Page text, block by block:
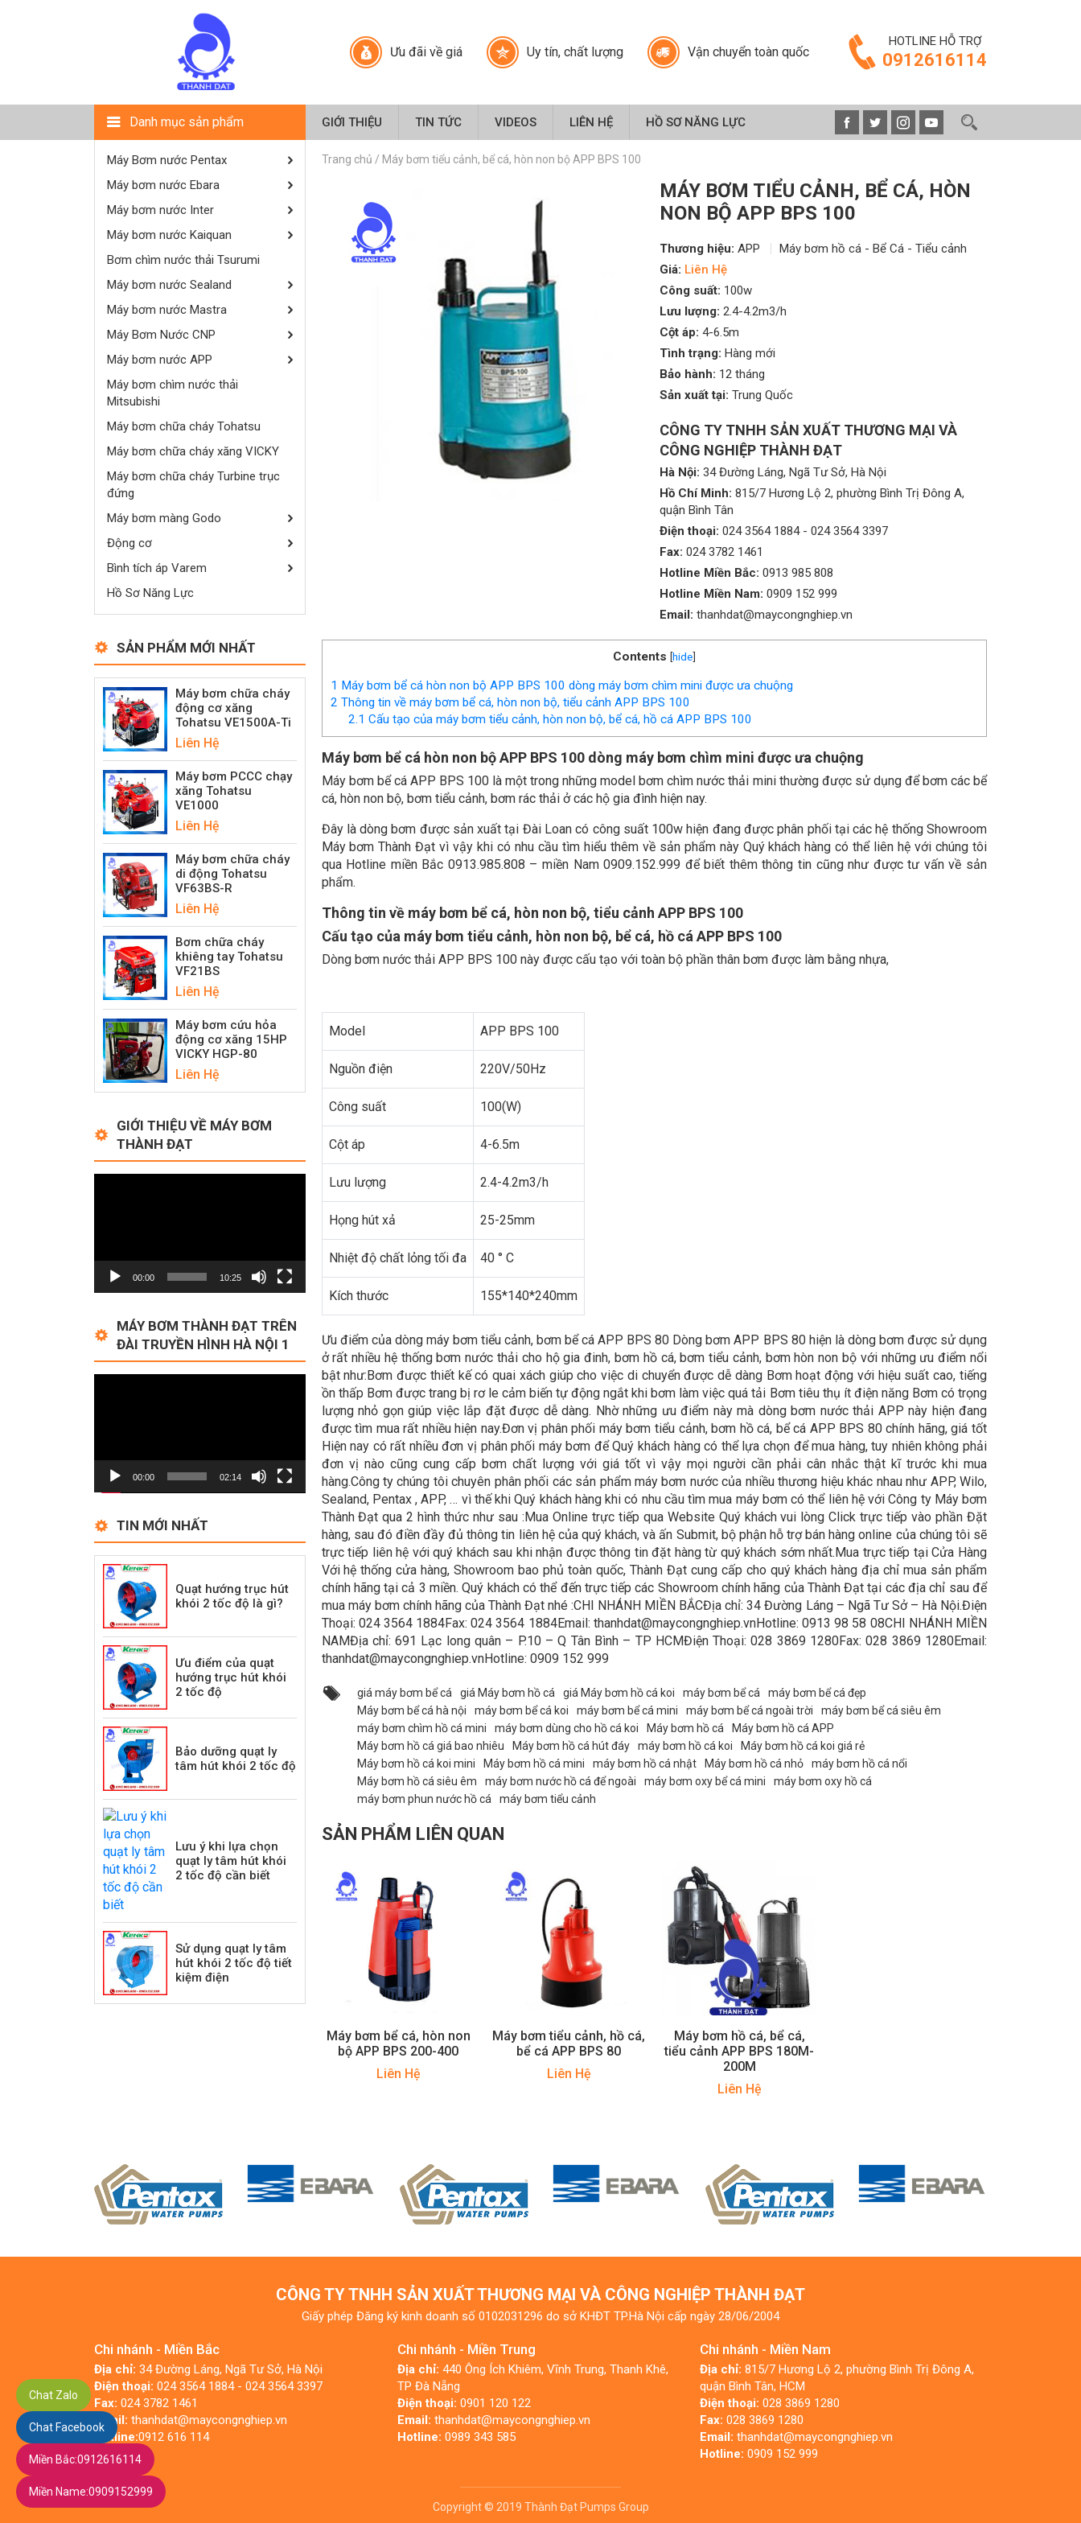
Ưu đãi về giá Uy tín, chất lượng Vận chuyển toàn quốc
HOTLINE HỖ TRỢ
0912616114
Danh mục sản phẩm GIỚI THIỆU TIN TỨC VIDEOS LIÊN HỆ HỒ SƠ NĂNG LỰC
Máy Bơm nước Pentax
Máy bơm nước Ebara
Máy bơm nước Inter
Máy bơm nước Kaiquan
Bơm chìm nước thải Tsurumi
Máy bơm nước Sealand
Máy bơm nước Mastra
Máy Bơm Nước CNP
Máy bơm nước APP
Máy bơm chìm nước thải
Mitsubishi
Máy bơm chữa cháy Tohatsu
Máy bơm chữa cháy xăng VICKY
Máy bơm chữa cháy Turbine trục
đứng
Máy bơm màng Godo
Động cơ
Bình tích áp Varem
Hồ Sơ Năng Lực
SẢN PHẨM MỚI NHẤT
Máy bơm chữa cháy
động cơ xăng
Tohatsu VE1500A-Ti
Liên Hệ
Máy bơm PCCC chạy
xăng Tohatsu
VE1000
Liên Hệ
Máy bơm chữa cháy
di động Tohatsu
VF63BS-R
Liên Hệ
Bơm chữa cháy
khiêng tay Tohatsu
VF21BS
Liên Hệ
Máy bơm cứu hỏa
động cơ xăng 15HP
VICKY HGP-80
Liên Hệ
GIỚI THIỆU VỀ MÁY BƠM
THÀNH ĐẠT
00:00 10:25
MÁY BƠM THÀNH ĐẠT TRÊN
ĐÀI TRUYỀN HÌNH HÀ NỘI 1
00:00 02:14
TIN MỚI NHẤT
Quạt hướng trục hút
khói 2 tốc độ là gì?
Ưu điểm của quạt
hướng trục hút khói
2 tốc độ
Bảo dưỡng quạt ly
tâm hút khói 2 tốc độ
Lưu ý khi lựa chọn
quạt ly tâm hút khói
2 tốc độ cần biết
Sử dụng quạt ly tâm
hút khói 2 tốc độ tiết
kiệm điện
Trang chủ / Máy bơm tiểu cảnh, bể cá, hòn non bộ APP BPS 100
MÁY BƠM TIỂU CẢNH, BỂ CÁ, HÒN
NON BỘ APP BPS 100
Thương hiệu: APP
Máy bơm hồ cá - Bể Cá - Tiểu cảnh
Giá: Liên Hệ
Công suất: 100w
Lưu lượng: 2.4-4.2m3/h
Cột áp: 4-6.5m
Tình trạng: Hàng mới
Bảo hành: 12 tháng
Sản xuất tại: Trung Quốc
CÔNG TY TNHH SẢN XUẤT THƯƠNG MẠI VÀ
CÔNG NGHIỆP THÀNH ĐẠT
Hà Nội: 34 Đường Láng, Ngã Tư Sở, Hà Nội
Hồ Chí Minh: 815/7 Hương Lộ 2, phường Bình Trị Đông A,
quận Bình Tân
Điện thoại: 024 3564 1884- 024 3564 3397
Fax: 024 3782 1461
Hotline Miền Bắc: 0913 985 808
Hotline Miền Nam: 0909 152 999
Email: thanhdat@maycongnghiep.vn
Contents [hide]
1 Máy bơm bể cá hòn non bộ APP BPS 100 dòng máy bơm chìm mini được ưa chuộng
2 Thông tin về máy bơm bể cá, hòn non bộ, tiểu cảnh APP BPS 100
2.1 Cấu tạo của máy bơm tiểu cảnh, hòn non bộ, bể cá, hồ cá APP BPS 100
Máy bơm bể cá hòn non bộ APP BPS 100 dòng máy bơm chìm mini được ưa chuộng
Máy bơm bể cá APP BPS 100 là một trong những model bơm chìm nước thải mini thường được sử dụng để bơm các bể
cá, hòn non bộ, bơm tiểu cảnh, bơm rác thải ở các hộ gia đình hiện nay.
Đây là dòng bơm được sản xuất tại Đài Loan có công suất 100w hiện đang được phân phối tại các hệ thống Showroom
Máy bơm Thành Đạt vì vậy khi có nhu cầu tìm hiểu thêm về sản phẩm này Quý khách hàng có thể liên hệ với chúng tôi
qua Hotline miền Bắc 0913.985.808 – miền Nam 0909.152.999 để biết thêm thông tin cũng như được tư vấn về sản
phẩm.
Thông tin về máy bơm bể cá, hòn non bộ, tiểu cảnh APP BPS 100
Cấu tạo của máy bơm tiểu cảnh, hòn non bộ, bể cá, hồ cá APP BPS 100
Dòng bơm nước thải APP BPS 100 này được cấu tạo với toàn bộ phần thân bơm được làm bằng nhựa,
Model APP BPS 100
Nguồn điện 220V/50Hz
Công suất 100(W)
Cột áp 4-6.5m
Lưu lượng 2.4-4.2m3/h
Họng hút xả 25-25mm
Nhiệt độ chất lỏng tối đa 40 ° C
Kích thước 155*140*240mm
Ưu điểm của dòng máy bơm tiểu cảnh, bơm bể cá APP BPS 80 Dòng bơm APP BPS 80 hiện là dòng bơm được sử dụng
ở rất nhiều hệ thống bơm nước thải cho hộ gia đinh, bơm hồ cá, bơm tiểu cảnh, bơm hòn non bộ với những ưu điểm nổi
bật như:Bơm được thiết kế có quai xách giúp cho việc di chuyển được dễ dàng Bơm hoạt động với hiệu suất cao, tiếng
ồn thấp Bơm được trang bị rơ le cảm biến tự động ngắt khi bơm làm việc quá tải Bơm tiêu thụ ít điện năng Bơm có trọng
lượng nhỏ gọn giúp việc lắp đặt được dễ dàng. Nhờ những ưu điểm này mà dòng bơm nước thải APP này hiện đang
được tìm mua rất nhiều hiện nay.Đơn vị phân phối máy bơm tiểu cảnh, bơm hồ cá, bể cá APP BPS 80 chính hãng, giá tốt
Hiện nay có rất nhiều đơn vị phân phối máy bơm để Quý khách hàng có thể lựa chọn để mua hàng, tuy nhiên không phải
đơn vị nào cũng cung cấp bơm chất lượng với giá tốt vì vậy mọi người cần phải cân nhắc thật kĩ trước khi mua
hàng.Công ty chúng tôi chuyên phân phối các sản phẩm máy bơm nước của nhiều thương hiệu khác nhau như APP, Wilo,
Sealand, Pentax , APP, … vì thế khi Quý khách hàng khi có nhu cầu tìm mua máy bơm có thể liên hệ với Công ty Máy bơm
Thành Đạt qua 2 hình thức như sau :Mua Online trực tiếp qua Website Quý khách vui lòng Click trực tiếp vào phần Đặt
hàng, sau đó điền đầy đủ thông tin liên hệ của quý khách, và ấn Submit, bộ phận hỗ trợ bán hàng online của chúng tôi sẽ
trực tiếp liên hệ với quý khách sau khi nhận được thông tin đặt hàng từ quý khách sớm nhất.Mua trực tiếp tại Cửa Hàng
Với hệ thống cửa hàng, Showroom bao phủ toàn quốc, Thành Đạt cung cấp cho quý khách hàng địa chỉ mua sản phẩm
chính hãng tại cả 3 miền. Quý khách có thể đến trực tiếp các Showroom chính hãng của Thành Đạt tại các địa chỉ sau để
mua máy bơm chính hãng của Thành Đạt nhé :CHI NHÁNH MIỀN BẮCĐịa chỉ: 34 Đường Láng – Ngã Tư Sở – Hà Nội.Điện
Thoại: 024 3564 1884Fax: 024 3564 1884Email: thanhdat@maycongnghiep.vnHotline: 0913 98 58 08CHI NHÁNH MIỀN
NAMĐịa chỉ: 691 Lạc long quân – P.10 – Q Tân Bình – TP HCMĐiện Thoại: 028 3869 1280Fax: 028 3869 1280Email:
thanhdat@maycongnghiep.vnHotline: 0909 152 999
giá máy bơm bể cá giá Máy bơm hồ cá giá Máy bơm hồ cá koi máy bơm bể cá
máy bơm bể cá đẹp
Máy bơm bể cá hà nội
máy bơm bể cá koi máy bơm bể cá mini máy bơm bể cá ngoài trời
máy bơm bể cá siêu êm
máy bơm chìm hồ cá mini
máy bơm dùng cho hồ cá koi Máy bơm hồ cá
Máy bơm hồ cá APP
Máy bơm hồ cá giá bao nhiêu
Máy bơm hồ cá hút đáy máy bơm hồ cá koi
Máy bơm hồ cá koi giá rẻ
Máy bơm hồ cá koi mini
Máy bơm hồ cá mini máy bơm hồ cá nhật Máy bơm hồ cá nhỏ
máy bơm hồ cá nổi
Máy bơm hồ cá siêu êm
máy bơm nước hồ cá để ngoài máy bơm oxy bể cá mini
máy bơm oxy hồ cá
máy bơm phun nước hồ cá
máy bơm tiểu cảnh
SẢN PHẨM LIÊN QUAN
Máy bơm bể cá, hòn non
bộ APP BPS 200-400
Liên Hệ
Máy bơm tiểu cảnh, hồ cá,
bể cá APP BPS 80
Liên Hệ
Máy bơm hồ cá, bể cá,
tiểu cảnh APP BPS 180M-
200M
Liên Hệ
CÔNG TY TNHH SẢN XUẤT THƯƠNG MẠI VÀ CÔNG NGHIỆP THÀNH ĐẠT
Giấy phép Đăng ký kinh doanh số 0102031296 do sở KHĐT TP.Hà Nội cấp ngày 28/06/2004
Chi nhánh - Miền Bắc
Địa chỉ: 34 Đường Láng, Ngã Tư Sở, Hà Nội
Điện thoại: 024 3564 1884 - 024 3564 3397
Fax: 024 3782 1461
Email: thanhdat@maycongnghiep.vn
Hotline:0912 616 114
Chi nhánh - Miền Trung
Địa chỉ: 440 Ông Ích Khiêm, Vĩnh Trung, Thanh Khê,
TP Đà Nẵng
Điện thoại: 0901 120 122
Email: thanhdat@maycongnghiep.vn
Hotline: 0989 343 585
Chi nhánh - Miền Nam
Địa chỉ: 815/7 Hương Lộ 2, phường Bình Trị Đông A,
quận Bình Tân, HCM
Điện thoại: 028 3869 1280
Fax: 028 3869 1280
Email: thanhdat@maycongnghiep.vn
Hotline: 0909 152 999
Copyright © 2019 Thành Đạt Pumps Group
Chat Zalo
Chat Facebook
Miền Bắc:0912616114
Miền Name:0909152999